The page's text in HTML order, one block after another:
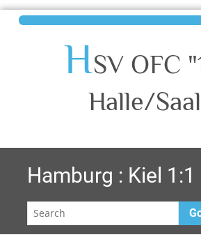
HSV OFC
Halle/
Hamburg : Kiel 1:1